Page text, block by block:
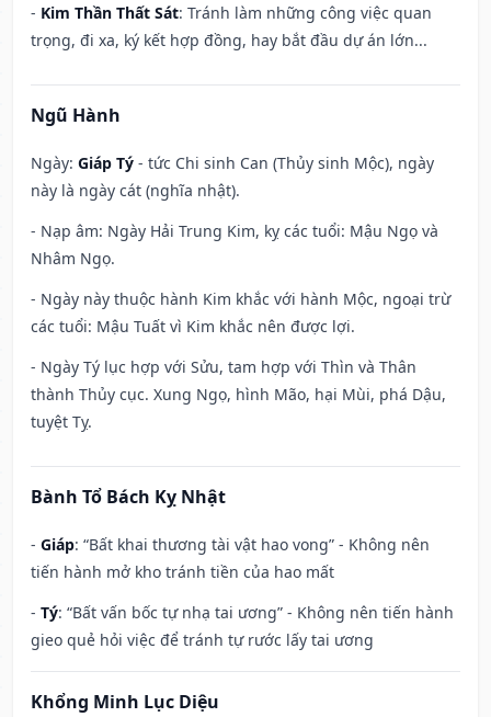
- Kim Thần Thất Sát: Tránh làm những công việc quan
trọng, đi xa, ký kết hợp đồng, hay bắt đầu dự án lớn...
Ngũ Hành
Ngày: Giáp Tý - tức Chi sinh Can (Thủy sinh Mộc), ngày
này là ngày cát (nghĩa nhật).
- Nạp âm: Ngày Hải Trung Kim, kỵ các tuổi: Mậu Ngọ và
Nhâm Ngọ.
- Ngày này thuộc hành Kim khắc với hành Mộc, ngoại trừ
các tuổi: Mậu Tuất vì Kim khắc nên được lợi.
- Ngày Tý lục hợp với Sửu, tam hợp với Thìn và Thân
thành Thủy cục. Xung Ngọ, hình Mão, hại Mùi, phá Dậu,
tuyệt Tỵ.
Bành Tổ Bách Kỵ Nhật
- Giáp: “Bất khai thương tài vật hao vong” - Không nên
tiến hành mở kho tránh tiền của hao mất
- Tý: “Bất vấn bốc tự nhạ tai ương” - Không nên tiến hành
gieo quẻ hỏi việc để tránh tự rước lấy tai ương
Khổng Minh Lục Diệu